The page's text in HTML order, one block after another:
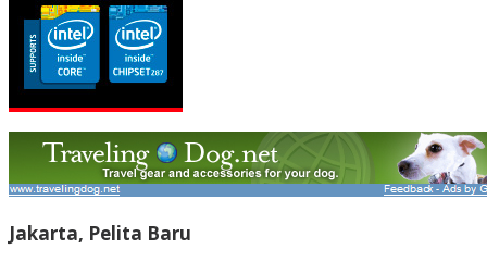
Jakarta, Pelita Baru